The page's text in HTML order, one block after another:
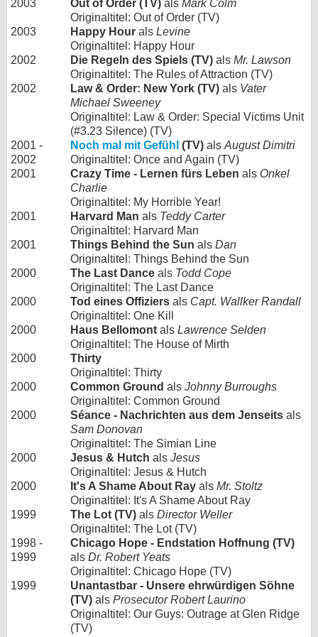
2003 Out of Order (TV) als Mark Colm
Originaltitel: Out of Order (TV)
2003
Happy Hour als Levine
Originaltitel: Happy Hour
2002
Die Regeln des Spiels (TV) als Mr. Lawson
Originaltitel: The Rules of Attraction (TV)
2002
Law & Order: New York (TV) als Vater
Michael Sweeney
Originaltitel: Law & Order: Special Victims Unit
(#3.23 Silence) (TV)
2001 -
2002
Noch mal mit Gefühl (TV) als August Dimitri
Originaltitel: Once and Again (TV)
2001
Crazy Time - Lernen fürs Leben als Onkel
Charlie
Originaltitel: My Horrible Year!
2001
Harvard Man als Teddy Carter
Originaltitel: Harvard Man
2001
Things Behind the Sun als Dan
Originaltitel: Things Behind the Sun
2000
The Last Dance als Todd Cope
Originaltitel: The Last Dance
2000
Tod eines Offiziers als Capt. Wallker Randall
Originaltitel: One Kill
2000
Haus Bellomont als Lawrence Selden
Originaltitel: The House of Mirth
2000
Thirty
Originaltitel: Thirty
2000
Common Ground als Johnny Burroughs
Originaltitel: Common Ground
2000
Séance - Nachrichten aus dem Jenseits als
Sam Donovan
Originaltitel: The Simian Line
2000
Jesus & Hutch als Jesus
Originaltitel: Jesus & Hutch
2000
It's A Shame About Ray als Mr. Stoltz
Originaltitel: It's A Shame About Ray
1999
The Lot (TV) als Director Weller
Originaltitel: The Lot (TV)
1998 -
1999
Chicago Hope - Endstation Hoffnung (TV)
als Dr. Robert Yeats
Originaltitel: Chicago Hope (TV)
1999
Unantastbar - Unsere ehrwürdigen Söhne
(TV) als Prosecutor Robert Laurino
Originaltitel: Our Guys: Outrage at Glen Ridge
(TV)